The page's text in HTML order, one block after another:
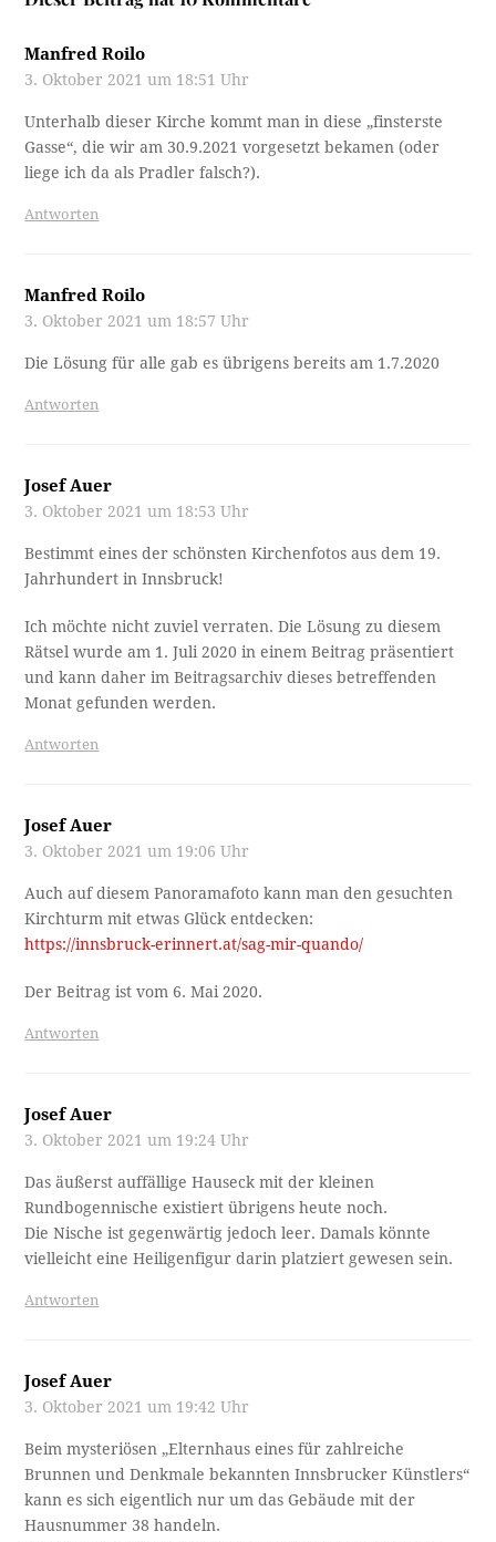
Manfred Roilo
3. Oktober 2021 um 18:51 Uhr
Unterhalb dieser Kirche kommt man in diese „finsterste
Gasse“, die wir am 30.9.2021 vorgesetzt bekamen (oder
liege ich da als Pradler falsch?).
Antworten
Manfred Roilo
3. Oktober 2021 um 18:57 Uhr
Die Lösung für alle gab es übrigens bereits am 1.7.2020
Antworten
Josef Auer
3. Oktober 2021 um 18:53 Uhr
Bestimmt eines der schönsten Kirchenfotos aus dem 19.
Jahrhundert in Innsbruck!
Ich möchte nicht zuviel verraten. Die Lösung zu diesem
Rätsel wurde am 1. Juli 2020 in einem Beitrag präsentiert
und kann daher im Beitragsarchiv dieses betreffenden
Monat gefunden werden.
Antworten
Josef Auer
3. Oktober 2021 um 19:06 Uhr
Auch auf diesem Panoramafoto kann man den gesuchten
Kirchturm mit etwas Glück entdecken:
https://innsbruck-erinnert.at/sag-mir-quando/
Der Beitrag ist vom 6. Mai 2020.
Antworten
Josef Auer
3. Oktober 2021 um 19:24 Uhr
Das äußerst auffällige Hauseck mit der kleinen
Rundbogennische existiert übrigens heute noch.
Die Nische ist gegenwärtig jedoch leer. Damals könnte
vielleicht eine Heiligenfigur darin platziert gewesen sein.
Antworten
Josef Auer
3. Oktober 2021 um 19:42 Uhr
Beim mysteriösen „Elternhaus eines für zahlreiche
Brunnen und Denkmale bekannten Innsbrucker Künstlers“
kann es sich eigentlich nur um das Gebäude mit der
Hausnummer 38 handeln.